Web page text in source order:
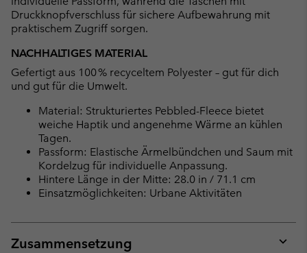
Druckknopfverschluss für sichere Aufbewahrung mit
praktischem Zugriff sorgen.
NACHHALTIGES MATERIAL
Gefertigt aus 100 % recyceltem Polyester – gut für dich
und gut für die Umwelt.
Material: Strukturiertes Pebbled-Fleece bietet
weiche Haptik und angenehme Wärme an kühlen
Tagen.
Passform: Elastische Ärmelbündchen und Saum mit
Kordelzug für individuelle Anpassung.
Hintere Länge in der Mitte: 28.0 in / 71.1 cm
Einsatzmöglichkeiten: Urbane Aktivitäten
Zusammensetzung